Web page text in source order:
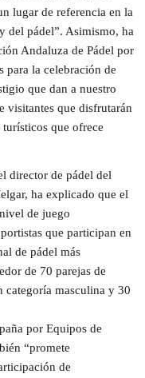
lugar de referencia en la
del pádel”. Asimismo, ha
Andaluza de Pádel por
para la celebración de
que dan a nuestro
visitantes que disfrutarán
que ofrece
director de pádel del
ha explicado que el
de juego
que participan en
de pádel más
de 70 parejas de
categoría masculina y 30
por Equipos de
“promete
de